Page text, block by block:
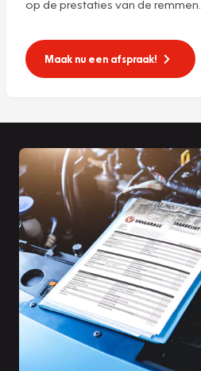
op de prestaties van de remmen.
Maak nu een afspraak!